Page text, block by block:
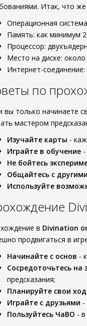
Итак, что
Операционная
Память: как минимум
Процессор:
Место на диске:
Интернет-
по
вы только начинаете
мастером
Изучайте карты -
Играйте в обучение
Не бойтесь
Общайтесь с
Используйте
в Divination
продвигаться в
Начинайте с основ -
Сосредоточьтесь на
предсказания;
Планируйте свои
Играйте с друзьями -
Пользуйтесь ЧаВО -